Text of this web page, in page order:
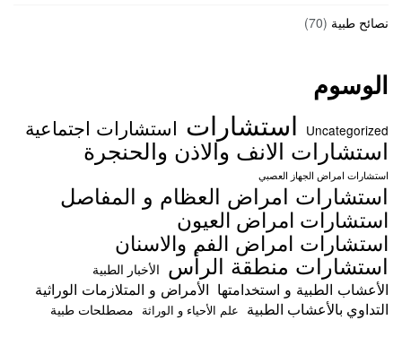
نصائح طبية (70)
الوسوم
Uncategorized استشارات استشارات اجتماعية
استشارات الانف والاذن والحنجرة
استشارات امراض الجهاز العصبي
استشارات امراض العظام و المفاصل
استشارات امراض العيون
استشارات امراض الفم والاسنان
استشارات منطقة الرأس الأخبار الطبية
الأعشاب الطبية و استخدامتها الأمراض و المتلازمات الوراثية
التداوي بالأعشاب الطبية علم الأحياء و الوراثة مصطلحات طبية